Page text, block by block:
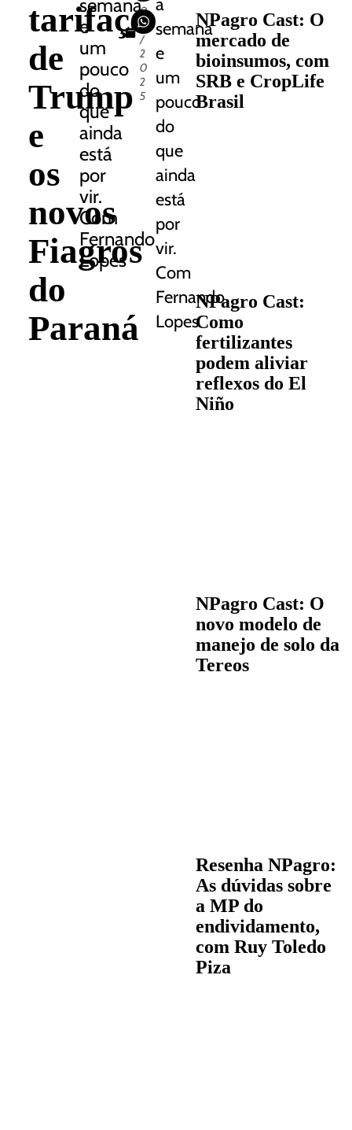
tarifaço
de
Trump
e
os
novos
Fiagros
do
Paraná
semana
e
um
pouco
do
que
ainda
está
por
vir.
Com
Fernando
Lopes
0
9
/
2
0
2
5
a
semana
e
um
pouco
do
que
ainda
está
por
vir.
Com
Fernando
Lopes
NPagro Cast: O
mercado de
bioinsumos, com
SRB e CropLife
Brasil
NPagro Cast:
Como
fertilizantes
podem aliviar
reflexos do El
Niño
NPagro Cast: O
novo modelo de
manejo de solo da
Tereos
Resenha NPagro:
As dúvidas sobre
a MP do
endividamento,
com Ruy Toledo
Piza